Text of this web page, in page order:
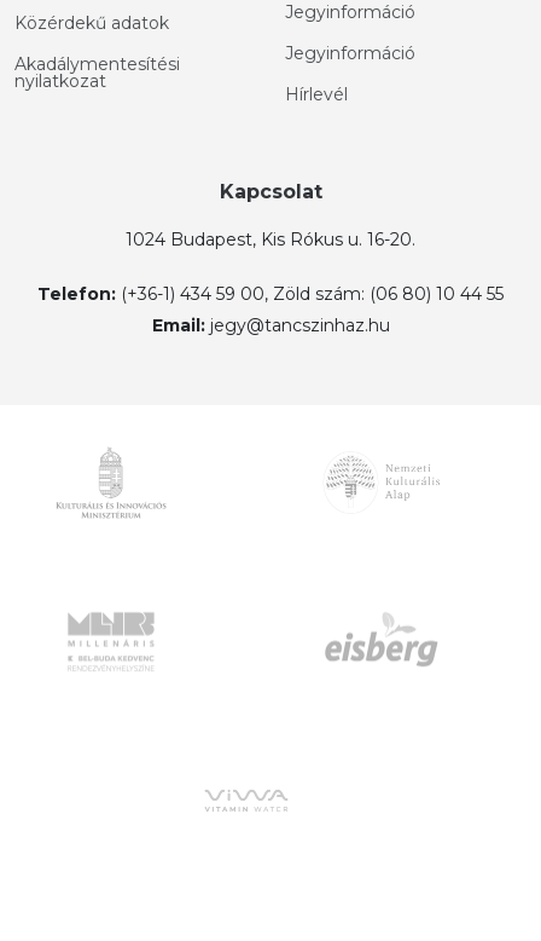
Közérdekű adatok
Akadálymentesítési
nyilatkozat
Jegyinformáció
Jegyinformáció
Hírlevél
Kapcsolat
1024 Budapest, Kis Rókus u. 16-20.
Telefon: (+36-1) 434 59 00, Zöld szám: (06 80) 10 44 55
Email: jegy@tancszinhaz.hu